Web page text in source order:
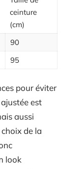
ceinture
(cm)
90
95
pour éviter
est
aussi
de la
look